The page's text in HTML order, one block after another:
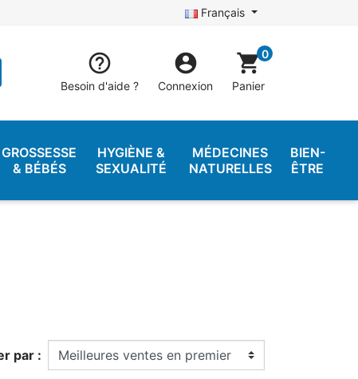
Français

Besoin d'aide ?

Connexion
shopping_cart0
Panier
GROSSESSE
& BÉBÉS
HYGIÈNE &
SEXUALITÉ
MÉDECINES
NATURELLES
BIEN-
ÊTRE
par :